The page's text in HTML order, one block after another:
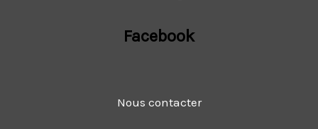
Facebook
Nous contacter